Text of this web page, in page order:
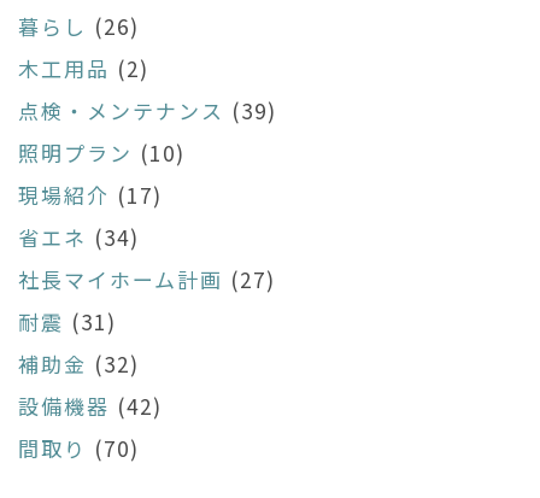
暮らし (26)
木工用品 (2)
点検・メンテナンス (39)
照明プラン (10)
現場紹介 (17)
省エネ (34)
社長マイホーム計画 (27)
耐震 (31)
補助金 (32)
設備機器 (42)
間取り (70)